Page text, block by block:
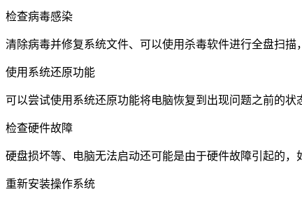
检查病毒感染
清除病毒并修复系统文件、可以使用杀毒软件进行全盘扫描
使用系统还原功能
可以尝试使用系统还原功能将电脑恢复到出现问题之前的
检查硬件故障
硬盘损坏等、电脑无法启动还可能是由于硬件故障引起的
重新安装操作系统